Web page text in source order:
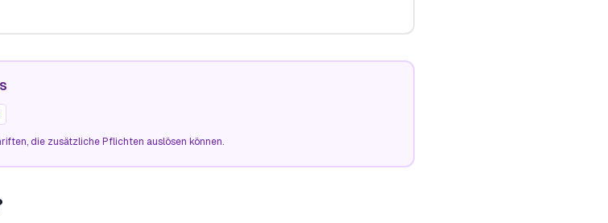
die zusätzliche Pflichten auslösen können.